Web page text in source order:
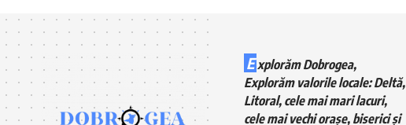
E xplorăm Dobrogea,
Explorăm valorile locale: Deltă,
Litoral, cele mai mari lacuri,
cele mai vechi orașe, biserici și